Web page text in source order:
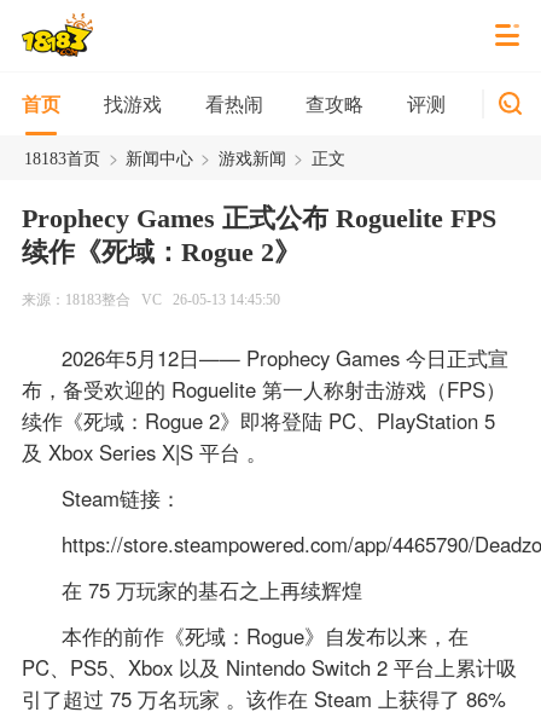
首页 找游戏 看热闹 查攻略 评测 新游
18183首页 > 新闻中心 > 游戏新闻 > 正文
Prophecy Games 正式公布 Roguelite FPS
续作《死域：Rogue 2》
来源：18183整合 VC 26-05-13 14:45:50
2026年5月12日—— Prophecy Games 今日正式宣
布，备受欢迎的 Roguelite 第一人称射击游戏（FPS）
续作《死域：Rogue 2》即将登陆 PC、PlayStation 5
及 Xbox Series X|S 平台 。
Steam链接：
https://store.steampowered.com/app/4465790/
在 75 万玩家的基石之上再续辉煌
本作的前作《死域：Rogue》自发布以来，在
PC、PS5、Xbox 以及 Nintendo Switch 2 平台上累计吸
引了超过 75 万名玩家 。该作在 Steam 上获得了 86%